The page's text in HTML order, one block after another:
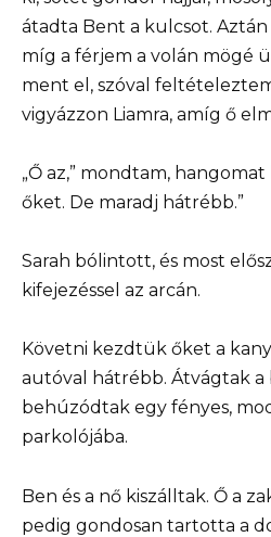
átadta Bent a kulcsot.
míg a férjem a volán mögé
ment el, szóval
vigyázzon Liamra, amíg ő
„Ő az,” mondtam,
őket. De maradj hátrébb.”
Sarah bólintott, és most
kifejezéssel az arcán.
Követni kezdtük őket a
autóval hátrébb. Átvágtak a
behúzódtak egy fényes,
parkolójába.
Ben és a nő kiszálltak. Ő a
pedig gondosan tartotta a